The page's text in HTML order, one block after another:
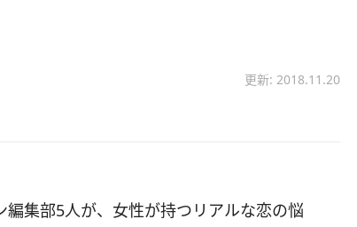
更新: 2018.11.20
集部5人が、女性が持つリアルな恋の悩